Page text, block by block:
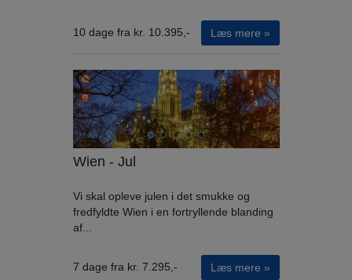
10 dage fra kr. 10.395,- Læs mere »
Wien - Jul
Vi skal opleve julen i det smukke og
fredfyldte Wien i en fortryllende blanding
af...
7 dage fra kr. 7.295,- Læs mere »